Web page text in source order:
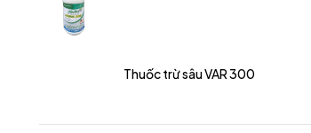
Thuốc trừ sâu VAR 300